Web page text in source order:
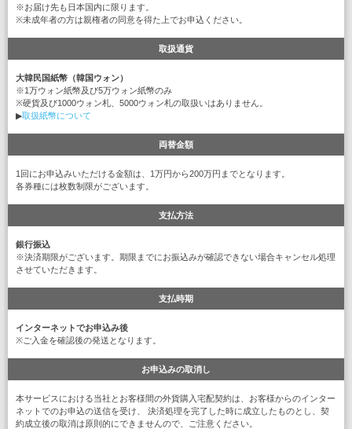
※お届け先も日本国内に限ります。
※未成年者の方は親権者の同意を得た上でお申込ください。
取扱通貨
大韓民国紙幣（韓国ウォン）
※1万ウォン紙幣及び5万ウォン紙幣のみ
※硬貨及び1000ウォン札、5000ウォン札の取扱いはありません。
▶取扱紙幣について
両替金額
1回にお申込みいただける金額は、1万円から200万円までとなります。
各券種には枚数制限がございます。
支払方法
銀行振込
※決済期限がございます。期限までにお振込みが確認できない場合キャンセル処理
させていただきます。
支払時期
インターネットでお申込み後
※ご入金を確認後の発送となります。
お申込みの取消し
本サービスにおける当社とお客様間の外貨購入宅配契約は、お客様からのインター
ネットでのお申込の送信を受け、 決済処理を完了した時に成立したものとし、契
約成立後の取消は原則的にできませんので、ご注意ください。